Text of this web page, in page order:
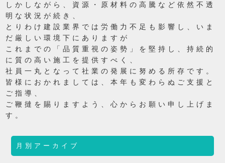
しかしながら、資源・原材料の高騰など依然不透
明な状況が続き、
とりわけ建設業界では労働力不足も影響し、いま
だ厳しい環境下にありますが
これまでの「品質重視の姿勢」を堅持し、持続的
に質の高い施工を提供すべく、
社員一丸となって社業の発展に努める所存です。
皆様におかれましては、本年も変わらぬご支援と
ご指導、
ご鞭撻を賜りますよう、心からお願い申し上げま
す。
月別アーカイブ